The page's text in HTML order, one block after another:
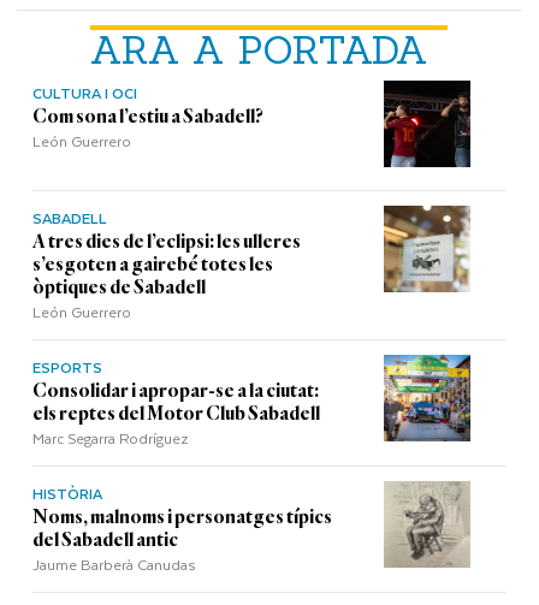
ARA A PORTADA
CULTURA I OCI
Com sona l’estiu a Sabadell?
León Guerrero
SABADELL
A tres dies de l’eclipsi: les ulleres
s’esgoten a gairebé totes les
òptiques de Sabadell
León Guerrero
ESPORTS
Consolidar i apropar-se a la ciutat:
els reptes del Motor Club Sabadell
Marc Segarra Rodríguez
HISTÒRIA
Noms, malnoms i personatges típics
del Sabadell antic
Jaume Barberà Canudas